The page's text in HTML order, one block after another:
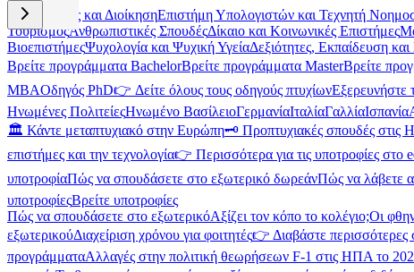
Επιχειρήσεις και ΔιοίκησηΕπιστήμη Υπολογιστών και Τεχνητή
ΤουρισμόςΑνθρωπιστικές ΣπουδέςΔίκαιο και Κοινωνικές Επιστήμες
ΒιοεπιστήμεςΨυχολογία και Ψυχική ΥγείαΔεξιότητες, Εκπαίδευση
Βρείτε προγράμματα BachelorΒρείτε προγράμματα MasterΒρείτε
MBAΟδηγός PhD👉 Δείτε όλους τους οδηγούς πτυχίωνΕξερευνήστε
Ηνωμένες ΠολιτείεςΗνωμένο ΒασίλειοΓερμανίαΙταλίαΓαλλίαΙσπανία
🏛️ Κάντε μεταπτυχιακό στην Ευρώπη🗝️ Προπτυχιακές σπουδές στις
επιστήμες και την τεχνολογία👉 Περισσότερα για τις υποτροφίες στο
υποτροφίαΠώς να σπουδάσετε στο εξωτερικό δωρεάνΠώς να λάβετε
υποτροφίεςΒρείτε υποτροφίες
Πώς να σπουδάσετε στο εξωτερικόΑξίζει τον κόπο το κολέγιο;Οι
εξωτερικούΔιαχείριση χρόνου για φοιτητές👉 Διαβάστε περισσότερες
προγράμματαΑλλαγές στην πολιτική θεωρήσεων F-1 στις ΗΠΑ το